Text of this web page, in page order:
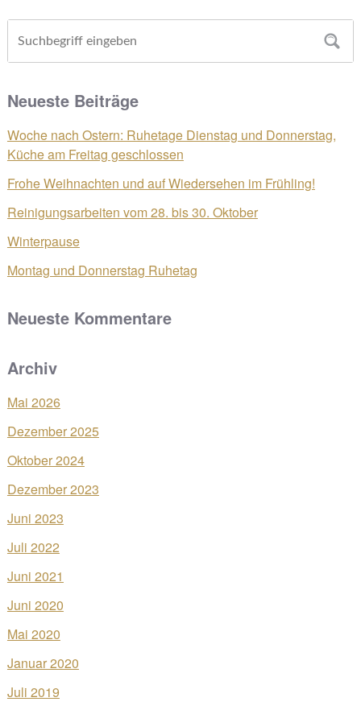
Neueste Beiträge
Woche nach Ostern: Ruhetage Dienstag und Donnerstag,
Küche am Freitag geschlossen
Frohe Weihnachten und auf Wiedersehen im Frühling!
Reinigungsarbeiten vom 28. bis 30. Oktober
Winterpause
Montag und Donnerstag Ruhetag
Neueste Kommentare
Archiv
Mai 2026
Dezember 2025
Oktober 2024
Dezember 2023
Juni 2023
Juli 2022
Juni 2021
Juni 2020
Mai 2020
Januar 2020
Juli 2019